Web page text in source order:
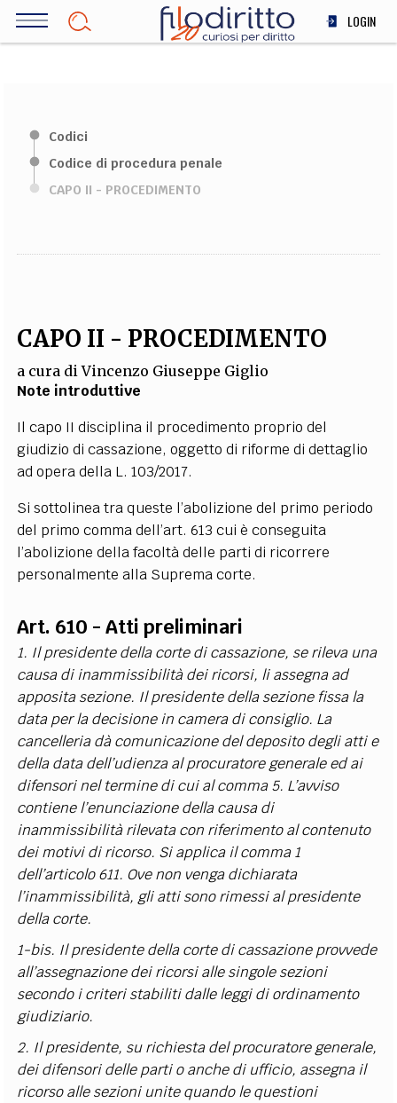
Salta
LOGIN
SCIENZA
STORIA E FILOSOFIA
TEAM
FILODIRITTO REDAZIONE COMITATO SCIENTIFICO AUTORI CURATORI
FOTOGRAFI PARTNER COLLABORA CON NOI
EXTRA
CODICI RUBRICHE LIBRI PROCEEDINGS PUBBLICITÀ CONTATTI
SOCIAL MEDIA
Codici
Codice di procedura penale
CAPO II - PROCEDIMENTO
CAPO II - PROCEDIMENTO
a cura diVincenzo Giuseppe Giglio
Note introduttive
Il capo II disciplina il procedimento proprio del
giudizio di cassazione, oggetto di riforme di dettaglio
ad opera della L. 103/2017.
Si sottolinea tra queste l’abolizione del primo periodo
del primo comma dell’art. 613 cui è conseguita
l’abolizione della facoltà delle parti di ricorrere
personalmente alla Suprema corte.
Art. 610 - Atti preliminari
1. Il presidente della corte di cassazione, se rileva una
causa di inammissibilità dei ricorsi, li assegna ad
apposita sezione. Il presidente della sezione fissa la
data per la decisione in camera di consiglio. La
cancelleria dà comunicazione del deposito degli atti e
della data dell’udienza al procuratore generale ed ai
difensori nel termine di cui al comma 5. L’avviso
contiene l’enunciazione della causa di
inammissibilità rilevata con riferimento al contenuto
dei motivi di ricorso. Si applica il comma 1
dell’articolo 611. Ove non venga dichiarata
l’inammissibilità, gli atti sono rimessi al presidente
della corte.
1-bis. Il presidente della corte di cassazione provvede
all’assegnazione dei ricorsi alle singole sezioni
secondo i criteri stabiliti dalle leggi di ordinamento
giudiziario.
2. Il presidente, su richiesta del procuratore generale,
dei difensori delle parti o anche di ufficio, assegna il
ricorso alle sezioni unite quando le questioni